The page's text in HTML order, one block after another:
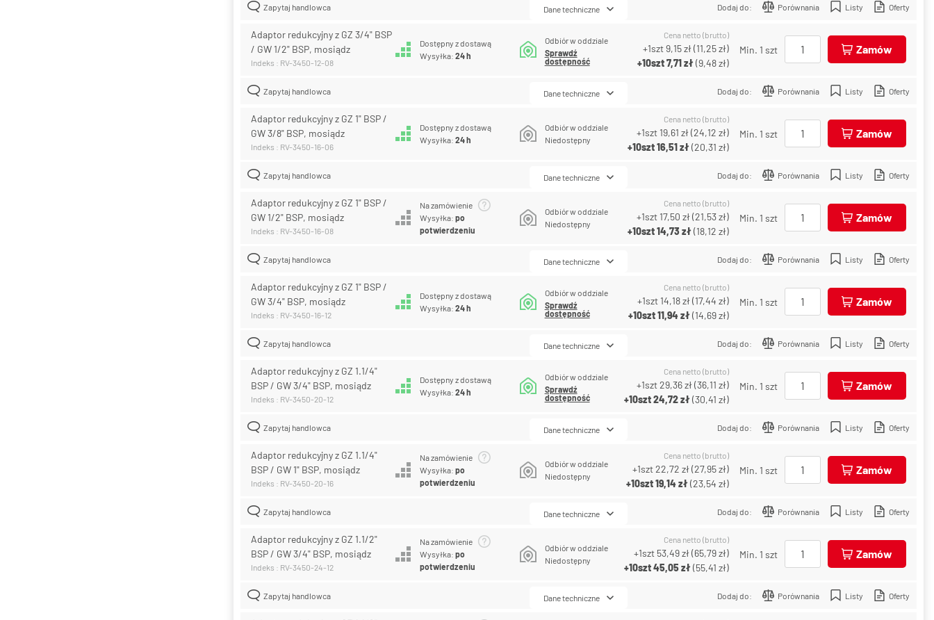
Zapytaj handlowca Dodaj do: Porównania Listy Oferty
Dane techniczne
Adaptor redukcyjny z GZ 3/4" BSP
/ GW 1/2" BSP, mosiądz
Indeks : RV-3450-12-08
Dostępny z dostawą
Wysyłka:24 h
Odbiór w oddziale
Sprawdź
dostępność
Cena netto (brutto)
+1szt9,15 zł(11,25 zł)
+10szt7,71 zł(9,48 zł)
Min. 1 szt Zamów
Zapytaj handlowca Dodaj do: Porównania Listy Oferty
Dane techniczne
Adaptor redukcyjny z GZ 1" BSP /
GW 3/8" BSP, mosiądz
Indeks : RV-3450-16-06
Dostępny z dostawą
Wysyłka:24 h
Odbiór w oddziale
Niedostępny
Cena netto (brutto)
+1szt 19,61 zł(24,12 zł)
+10szt16,51 zł(20,31 zł)
Min. 1 szt Zamów
Zapytaj handlowca Dodaj do: Porównania Listy Oferty
Dane techniczne
Adaptor redukcyjny z GZ 1" BSP /
GW 1/2" BSP, mosiądz
Indeks : RV-3450-16-08
Na zamówienie
Wysyłka:po
potwierdzeniu
Odbiór w oddziale
Niedostępny
Cena netto (brutto)
+1szt 17,50 zł(21,53 zł)
+10szt14,73 zł(18,12 zł)
Min. 1 szt Zamów
Zapytaj handlowca Dodaj do: Porównania Listy Oferty
Dane techniczne
Adaptor redukcyjny z GZ 1" BSP /
GW 3/4" BSP, mosiądz
Indeks : RV-3450-16-12
Dostępny z dostawą
Wysyłka:24 h
Odbiór w oddziale
Sprawdź
dostępność
Cena netto (brutto)
+1szt 14,18 zł(17,44 zł)
+10szt11,94 zł(14,69 zł)
Min. 1 szt Zamów
Zapytaj handlowca Dodaj do: Porównania Listy Oferty
Dane techniczne
Adaptor redukcyjny z GZ 1.1/4"
BSP / GW 3/4" BSP, mosiądz
Indeks : RV-3450-20-12
Dostępny z dostawą
Wysyłka:24 h
Odbiór w oddziale
Sprawdź
dostępność
Cena netto (brutto)
+1szt29,36 zł(36,11 zł)
+10szt24,72 zł(30,41 zł)
Min. 1 szt Zamów
Zapytaj handlowca Dodaj do: Porównania Listy Oferty
Dane techniczne
Adaptor redukcyjny z GZ 1.1/4"
BSP / GW 1" BSP, mosiądz
Indeks : RV-3450-20-16
Na zamówienie
Wysyłka:po
potwierdzeniu
Odbiór w oddziale
Niedostępny
Cena netto (brutto)
+1szt22,72 zł(27,95 zł)
+10szt19,14 zł(23,54 zł)
Min. 1 szt Zamów
Zapytaj handlowca Dodaj do: Porównania Listy Oferty
Dane techniczne
Adaptor redukcyjny z GZ 1.1/2"
BSP / GW 3/4" BSP, mosiądz
Indeks : RV-3450-24-12
Na zamówienie
Wysyłka:po
potwierdzeniu
Odbiór w oddziale
Niedostępny
Cena netto (brutto)
+1szt 53,49 zł(65,79 zł)
+10szt45,05 zł(55,41 zł)
Min. 1 szt Zamów
Zapytaj handlowca Dodaj do: Porównania Listy Oferty
Dane techniczne